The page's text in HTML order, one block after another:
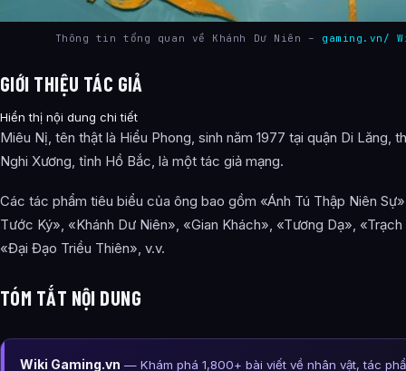
Thông tin tổng quan về Khánh Dư Niên – gaming.vn/
GIỚI THIỆU TÁC GIẢ
Hiển thị nội dung chi tiết
Miêu Nị, tên thật là Hiểu Phong, sinh năm 1977 tại quận Di Lăng,
Nghi Xương, tỉnh Hồ Bắc, là một tác giả mạng.
Các tác phẩm tiêu biểu của ông bao gồm «Ánh Tú Thập Niên
Tước Ký», «Khánh Dư Niên», «Gian Khách», «Tương Dạ»,
«Đại Đạo Triều Thiên», v.v.
TÓM TẮT NỘI DUNG
Wiki Gaming.vn — Khám phá 1,800+ bài viết về nhân vật, tác